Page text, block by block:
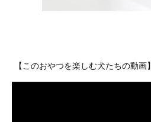
【このおやつを楽しむ犬たちの動画】